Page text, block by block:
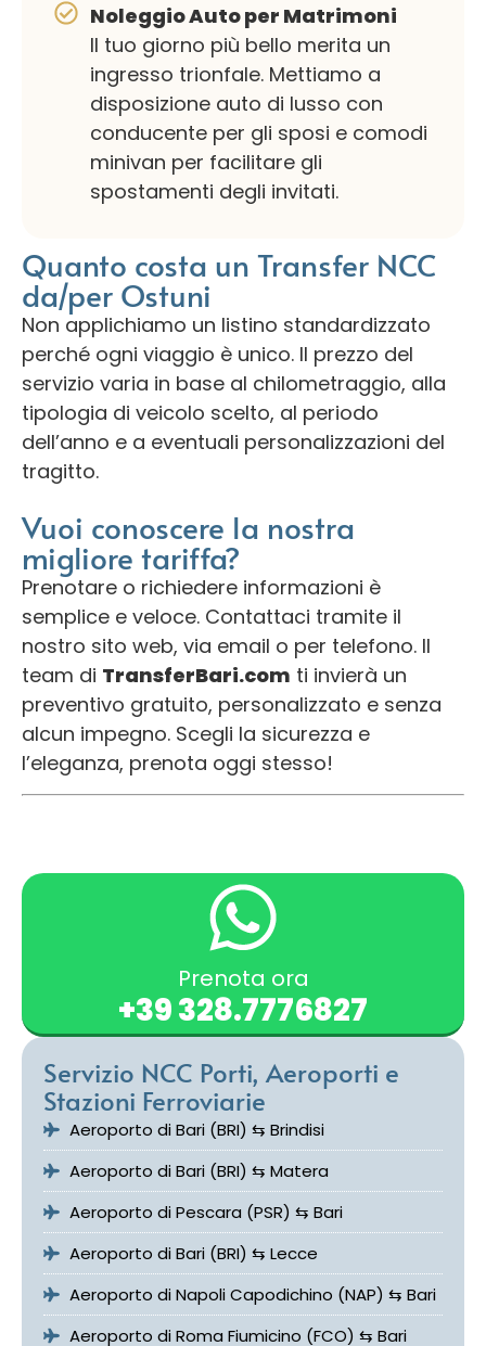
Noleggio Auto per Matrimoni
Il tuo giorno più bello merita un
ingresso trionfale. Mettiamo a
disposizione auto di lusso con
conducente per gli sposi e comodi
minivan per facilitare gli
spostamenti degli invitati.
Quanto costa un Transfer NCC
da/per Ostuni
Non applichiamo un listino standardizzato
perché ogni viaggio è unico. Il prezzo del
servizio varia in base al chilometraggio, alla
tipologia di veicolo scelto, al periodo
dell’anno e a eventuali personalizzazioni del
tragitto.
Vuoi conoscere la nostra
migliore tariffa?
Prenotare o richiedere informazioni è
semplice e veloce. Contattaci tramite il
nostro sito web, via email o per telefono. Il
team di TransferBari.com ti invierà un
preventivo gratuito, personalizzato e senza
alcun impegno. Scegli la sicurezza e
l’eleganza, prenota oggi stesso!
Prenota ora
+39 328.7776827
Servizio NCC Porti, Aeroporti e
Stazioni Ferroviarie
Aeroporto di Bari (BRI) ⇆ Brindisi
Aeroporto di Bari (BRI) ⇆ Matera
Aeroporto di Pescara (PSR) ⇆ Bari
Aeroporto di Bari (BRI) ⇆ Lecce
Aeroporto di Napoli Capodichino (NAP) ⇆ Bari
Aeroporto di Roma Fiumicino (FCO) ⇆ Bari